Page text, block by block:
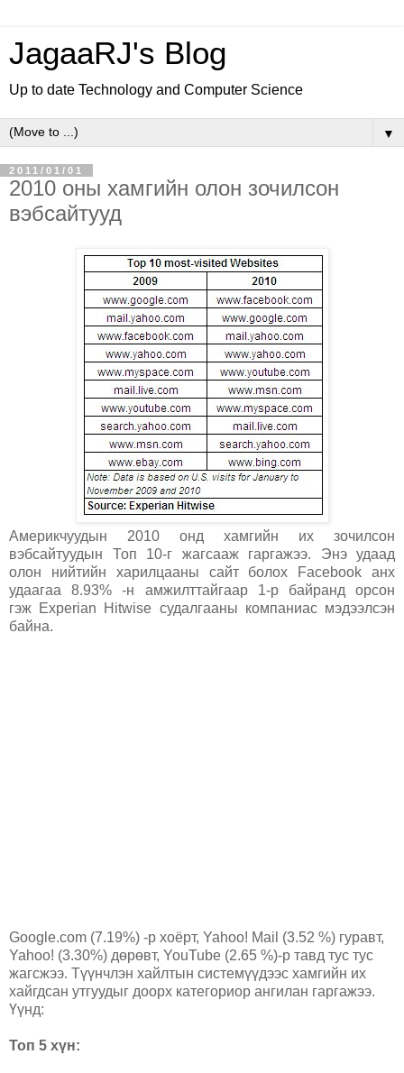
JagaaRJ's Blog
Up to date Technology and Computer Science
▼
2011/01/01
2010 оны хамгийн олон зочилсон
вэбсайтууд
Америкчуудын 2010 онд хамгийн их зочилсон
вэбсайтуудын Топ 10-г жагсааж гаргажээ. Энэ удаад
олон нийтийн харилцааны сайт болох Facebook анх
удаагаа 8.93% -н амжилттайгаар 1-р байранд орсон
гэж Experian Hitwise судалгааны компаниас мэдээлсэн
байна.
Google.com (7.19%) -р хоёрт, Yahoo! Mail (3.52 %) гуравт,
Yahoo! (3.30%) дөрөвт, YouTube (2.65 %)-р тавд тус тус
жагсжээ. Түүнчлэн хайлтын системүүдээс хамгийн их
хайгдсан утгуудыг доорх категориор ангилан гаргажээ.
Үүнд:
Топ 5 хүн: